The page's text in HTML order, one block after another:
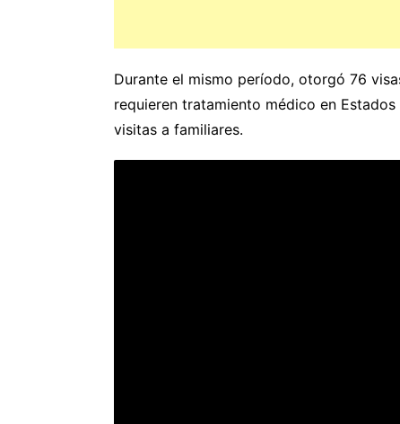
Durante el mismo período, otorgó 76
requieren tratamiento médico en
visitas a familiares.